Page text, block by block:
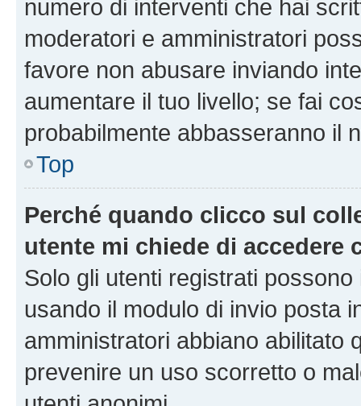
numero di interventi che hai
moderatori e amministratori
favore non abusare inviando
aumentare il tuo livello; se fai
probabilmente abbasseranno il
Top
Perché quando clicco sul
utente mi chiede di accedere
Solo gli utenti registrati
usando il modulo di invio posta
amministratori abbiano abilitato
prevenire un uso scorretto o